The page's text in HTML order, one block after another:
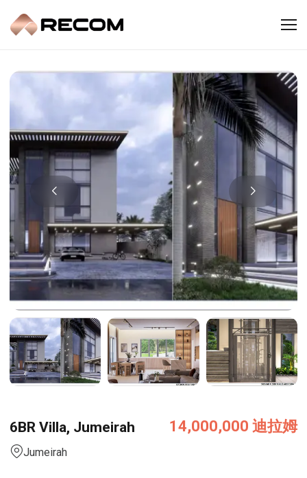
6BR Villa, Jumeirah
Jumeirah
14,000,000 迪拉姆